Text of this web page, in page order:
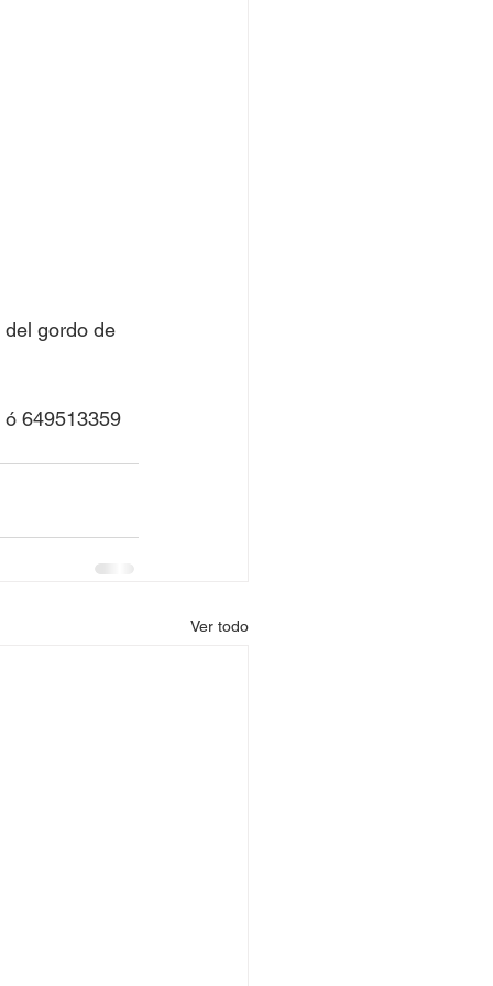
gordo de
649513359
Ver todo